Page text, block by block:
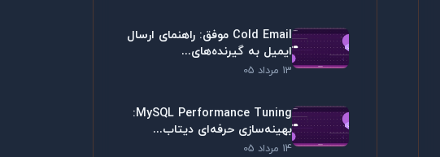
Cold Email موفق: راهنمای ارسال
ایمیل به گیرنده‌های...
13 مرداد 05
MySQL Performance Tuning:
بهینه‌سازی حرفه‌ای دیتاب...
14 مرداد 05